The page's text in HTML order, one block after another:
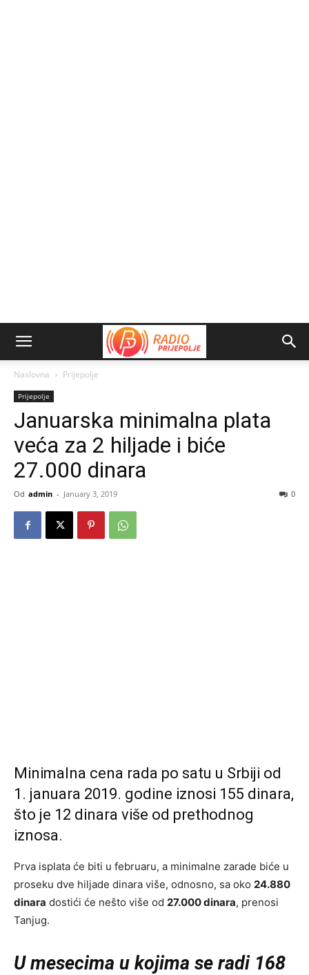
Naslovna Prijepolje
Prijepolje
Januarska minimalna plata
veća za 2 hiljade i biće
27.000 dinara
Od admin - January 3, 2019 0
Minimalna cena rada po satu u Srbiji od
1. januara 2019. godine iznosi 155 dinara,
što je 12 dinara više od prethodnog
iznosa.
Prva isplata će biti u februaru, a minimalne zarade biće u
proseku dve hiljade dinara više, odnosno, sa oko 24.880
dinara dostići će nešto više od 27.000 dinara, prenosi
Tanjug.
U mesecima u kojima se radi 168